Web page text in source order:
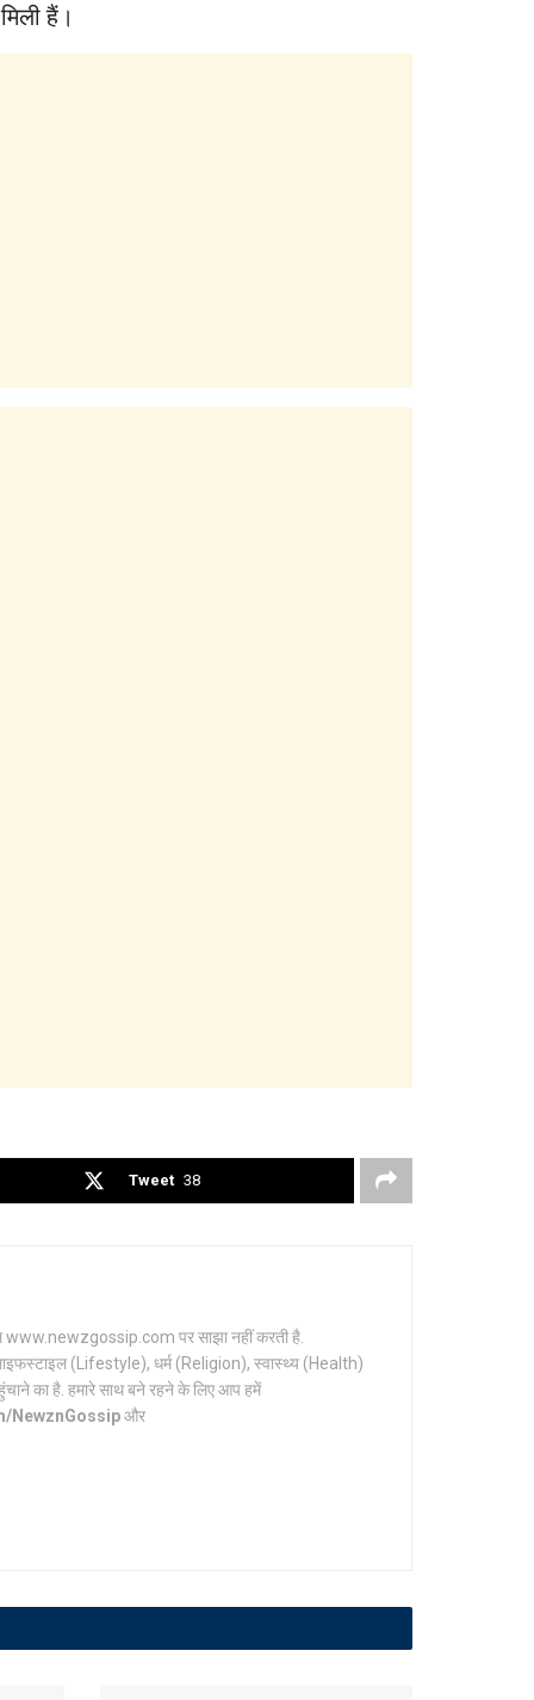
हैं।
Tweet 38
www.newzgossip.com पर साझा नहीं करती है.
(Lifestyle), धर्म (Religion), स्वास्थ्य (Health)
का है. हमारे साथ बने रहने के लिए आप हमें
NewznGossipऔर